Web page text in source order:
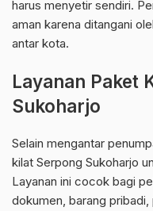
harus menyetir sendiri.
aman karena ditangani
antar kota.
Layanan Paket
Sukoharjo
Selain mengantar
kilat Serpong Sukoharjo
Layanan ini cocok bagi
dokumen, barang